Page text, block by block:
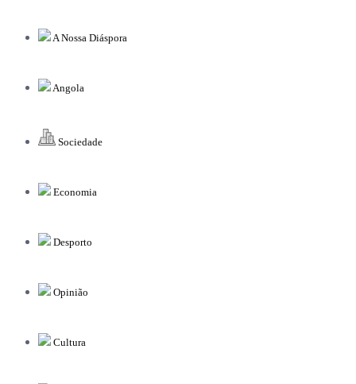
A Nossa Diáspora
Angola
Sociedade
Economia
Desporto
Opinião
Cultura